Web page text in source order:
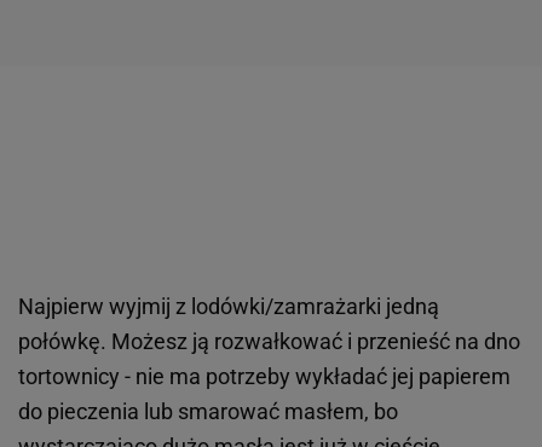
Najpierw wyjmij z lodówki/zamrażarki jedną
połówkę. Możesz ją rozwałkować i przenieść na dno
tortownicy - nie ma potrzeby wykładać jej papierem
do pieczenia lub smarować masłem, bo